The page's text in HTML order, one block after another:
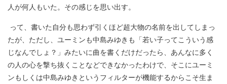
人が何人もいた。その感じを思い出す。
って、書いた自分も思わず引くほど超大物の名前を出してしまっ
たが、ただし、ユーミンも中島みゆきも「若い子ってこういう感
じなんでしょ？」みたいに曲を書くだけだったら、あんなに多く
の人の心を撃ち抜くことなどできなかったわけで、そこにユーミ
ンもしくは中島みゆきというフィルターが機能するからこそ生ま